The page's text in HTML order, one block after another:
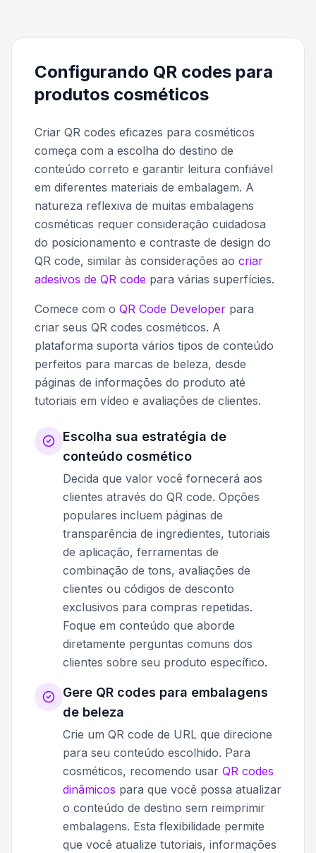
Configurando QR codes para
produtos cosméticos
Criar QR codes eficazes para cosméticos
começa com a escolha do destino de
conteúdo correto e garantir leitura confiável
em diferentes materiais de embalagem. A
natureza reflexiva de muitas embalagens
cosméticas requer consideração cuidadosa
do posicionamento e contraste de design do
QR code, similar às considerações ao criar
adesivos de QR code para várias superfícies.
Comece com o QR Code Developer para
criar seus QR codes cosméticos. A
plataforma suporta vários tipos de conteúdo
perfeitos para marcas de beleza, desde
páginas de informações do produto até
tutoriais em vídeo e avaliações de clientes.
Escolha sua estratégia de
conteúdo cosmético
Decida que valor você fornecerá aos
clientes através do QR code. Opções
populares incluem páginas de
transparência de ingredientes, tutoriais
de aplicação, ferramentas de
combinação de tons, avaliações de
clientes ou códigos de desconto
exclusivos para compras repetidas.
Foque em conteúdo que aborde
diretamente perguntas comuns dos
clientes sobre seu produto específico.
Gere QR codes para embalagens
de beleza
Crie um QR code de URL que direcione
para seu conteúdo escolhido. Para
cosméticos, recomendo usar QR codes
dinâmicos para que você possa atualizar
o conteúdo de destino sem reimprimir
embalagens. Esta flexibilidade permite
que você atualize tutoriais, informações